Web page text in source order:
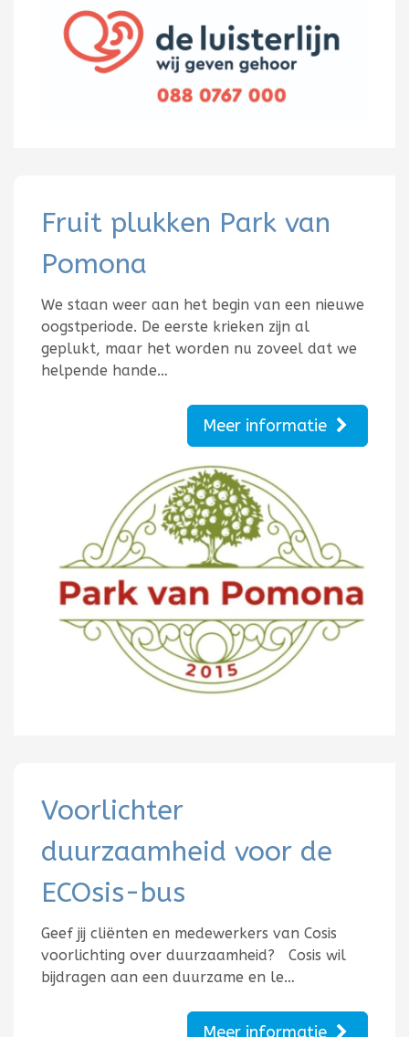
Fruit plukken Park van
Pomona
We staan weer aan het begin van een nieuwe
oogstperiode. De eerste krieken zijn al
geplukt, maar het worden nu zoveel dat we
helpende hande…
Meer informatie
Voorlichter
duurzaamheid voor de
ECOsis-bus
Geef jij cliënten en medewerkers van Cosis
voorlichting over duurzaamheid? Cosis wil
bijdragen aan een duurzame en le…
Meer informatie